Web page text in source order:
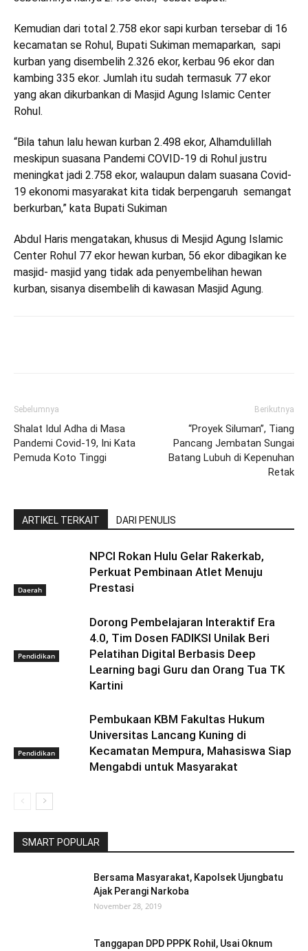
Kemudian dari total 2.758 ekor sapi kurban tersebar di 16
kecamatan se Rohul, Bupati Sukiman memaparkan, sapi
kurban yang disembelih 2.326 ekor, kerbau 96 ekor dan
kambing 335 ekor. Jumlah itu sudah termasuk 77 ekor
yang akan dikurbankan di Masjid Agung Islamic Center
Rohul.
“Bila tahun lalu hewan kurban 2.498 ekor, Alhamdulillah
meskipun suasana Pandemi COVID-19 di Rohul justru
meningkat jadi 2.758 ekor, walaupun dalam suasana Covid-
19 ekonomi masyarakat kita tidak berpengaruh semangat
berkurban,” kata Bupati Sukiman
Abdul Haris mengatakan, khusus di Mesjid Agung Islamic
Center Rohul 77 ekor hewan kurban, 56 ekor dibagikan ke
masjid- masjid yang tidak ada penyembelihan hewan
kurban, sisanya disembelih di kawasan Masjid Agung.
Sebelumnya
Shalat Idul Adha di Masa
Pandemi Covid-19, Ini Kata
Pemuda Koto Tinggi
Berikutnya
“Proyek Siluman”, Tiang
Pancang Jembatan Sungai
Batang Lubuh di Kepenuhan
Retak
ARTIKEL TERKAIT DARI PENULIS
Daerah
NPCI Rokan Hulu Gelar Rakerkab,
Perkuat Pembinaan Atlet Menuju
Prestasi
Pendidikan
Dorong Pembelajaran Interaktif Era
4.0, Tim Dosen FADIKSI Unilak Beri
Pelatihan Digital Berbasis Deep
Learning bagi Guru dan Orang Tua TK
Kartini
Pendidikan
Pembukaan KBM Fakultas Hukum
Universitas Lancang Kuning di
Kecamatan Mempura, Mahasiswa Siap
Mengabdi untuk Masyarakat
SMART POPULAR
Bersama Masyarakat, Kapolsek Ujungbatu
Ajak Perangi Narkoba
November 28, 2019
Tanggapan DPD PPPK Rohil, Usai Oknum